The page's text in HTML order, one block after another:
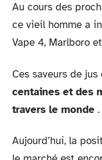
Au cours des
ce vieil homme a
Vape 4, Marlboro
Ces saveurs de
centaines et des
travers le monde .
Aujourd’hui, la